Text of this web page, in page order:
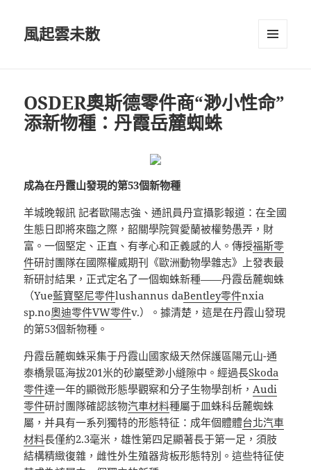
風起雲未散
OSDER奧斯德零件商“渺小性命”
添新物種：丹霞岳麓蜘蛛
成為在丹霞山發現的第53個新物種
羊城晚報訊 記者歐陽志強、通訊員丹宣攝影報道：在全國
生態日即將來臨之際，韶關學院賀愛蘭被權勢愚弄，財
富。一個堅定、正直、有孝心和正義感的人。傳授福斯零
件研討團隊在國際權威期刊《歐洲動物學雜志》上發表最
新研討結果，正式定名了一個蜘蛛新種——丹霞岳麓蜘蛛
（Yue藍寶堅尼零件lushannus daBentley零件nxia
sp.no奧迪零件VW零件v.）。據清楚，這是在丹霞山發現
的第53個新物種。
丹霞岳麓蜘蛛采集于丹霞山國家級天然保護區陽元山-通
泰橋景區海拔201米的砂巖壁渺小縫隙中。經過長Skoda
零件達一年的顯微形態學觀察和分子生物學剖析，Audi
零件研討團隊確認該物汽車材料種屬于皿蛛科岳麓蜘蛛
屬，并具有一系列獨特的形態特征：成年個體體台北汽車
材料長僅約2.3毫米，雄性第四足顯著長于第一足，須肢
結構精緻復雜，雌性外生殖器背板形態特別。這些特征使